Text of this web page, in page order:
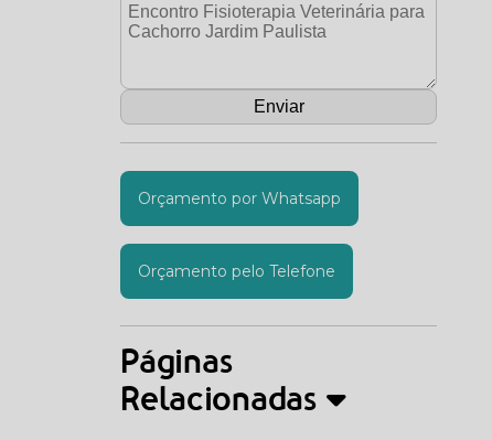
Orçamento por Whatsapp
Orçamento pelo Telefone
Páginas
Relacionadas